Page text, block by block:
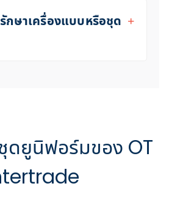
กษาเครื่องแบบหรือชุด
ดยูนิฟอร์มของ OT